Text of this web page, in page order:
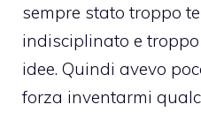
sempre stato troppo
indisciplinato e
idee. Quindi avevo
forza inventarmi